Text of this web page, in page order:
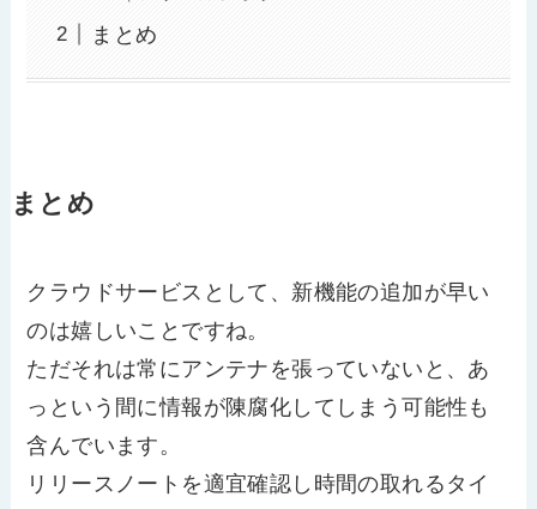
まとめ
まとめ
クラウドサービスとして、新機能の追加が早い
のは嬉しいことですね。
ただそれは常にアンテナを張っていないと、あ
っという間に情報が陳腐化してしまう可能性も
含んでいます。
リリースノートを適宜確認し時間の取れるタイ